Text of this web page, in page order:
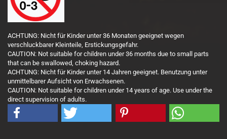
ACHTUNG: Nicht für Kinder unter 36 Monaten geeignet wegen
verschluckbarer Kleinteile, Erstickungsgefahr.
CAUTION: Not suitable for children under 36 months due to small parts
that can be swallowed, choking hazard.
ACHTUNG: Nicht für Kinder unter 14 Jahren geeignet. Benutzung unter
unmittelbarer Aufsicht von Erwachsenen.
CAUTION: Not suitable for children under 14 years of age. Use under the
direct supervision of adults.